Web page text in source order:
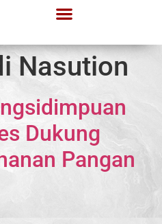
Nasution
Dukung
Pangan